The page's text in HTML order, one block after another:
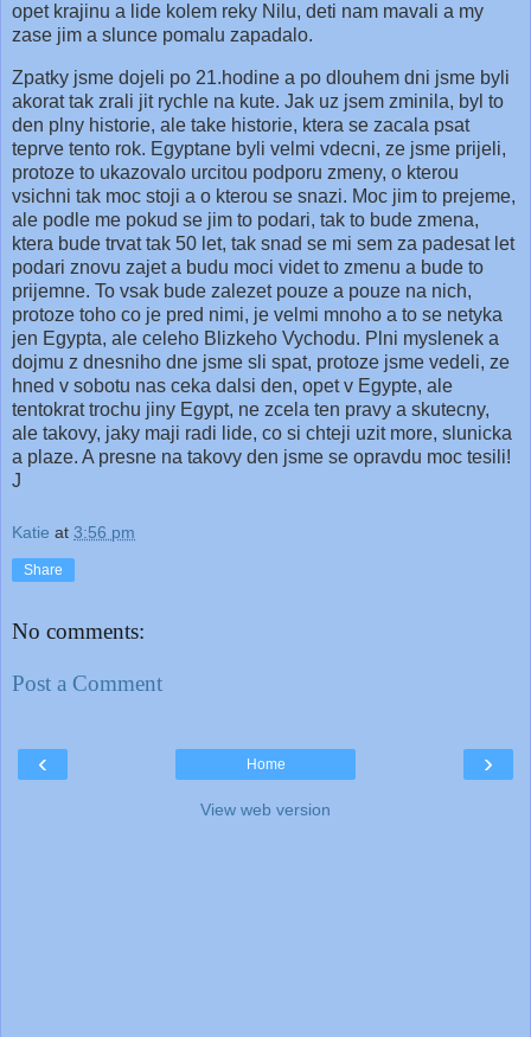
opet krajinu a lide kolem reky Nilu, deti nam mavali a my
zase jim a slunce pomalu zapadalo.
Zpatky jsme dojeli po 21.hodine a po dlouhem dni jsme byli
akorat tak zrali jit rychle na kute. Jak uz jsem zminila, byl to
den plny historie, ale take historie, ktera se zacala psat
teprve tento rok. Egyptane byli velmi vdecni, ze jsme prijeli,
protoze to ukazovalo urcitou podporu zmeny, o kterou
vsichni tak moc stoji a o kterou se snazi. Moc jim to prejeme,
ale podle me pokud se jim to podari, tak to bude zmena,
ktera bude trvat tak 50 let, tak snad se mi sem za padesat let
podari znovu zajet a budu moci videt to zmenu a bude to
prijemne. To vsak bude zalezet pouze a pouze na nich,
protoze toho co je pred nimi, je velmi mnoho a to se netyka
jen Egypta, ale celeho Blizkeho Vychodu. Plni myslenek a
dojmu z dnesniho dne jsme sli spat, protoze jsme vedeli, ze
hned v sobotu nas ceka dalsi den, opet v Egypte, ale
tentokrat trochu jiny Egypt, ne zcela ten pravy a skutecny,
ale takovy, jaky maji radi lide, co si chteji uzit more, slunicka
a plaze. A presne na takovy den jsme se opravdu moc tesili!
J
Katie at 3:56 pm
Share
No comments:
Post a Comment
‹ ›
Home
View web version